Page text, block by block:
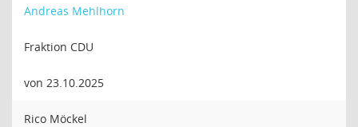
Andreas Mehlhorn
Fraktion CDU
von 23.10.2025
Rico Möckel